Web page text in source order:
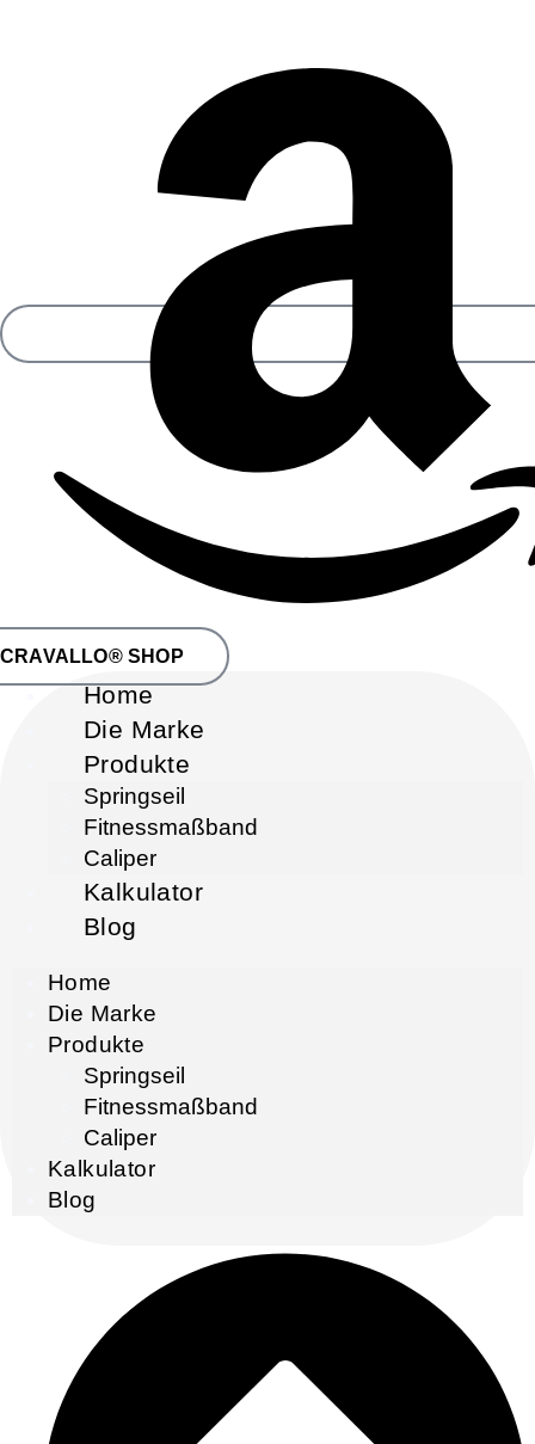
CRAVALLO® SHOP
Home
Die Marke
Produkte
Springseil
Fitnessmaßband
Caliper
Kalkulator
Blog
Home
Die Marke
Produkte
Springseil
Fitnessmaßband
Caliper
Kalkulator
Blog